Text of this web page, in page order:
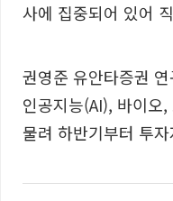
사에 집중되어 있어
권영준 유안타증권
인공지능(AI), 바이오
물려 하반기부터 투